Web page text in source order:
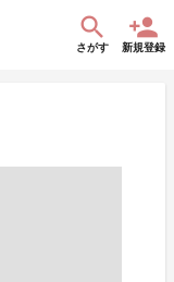
さがす 新規登録